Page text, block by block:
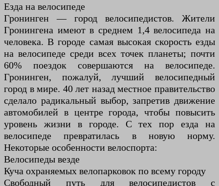
Езда на велосипеде
Гронинген — город велосипедистов. Жители
Гронингена имеют в среднем 1,4 велосипеда на
человека. В городе самая высокая скорость езды
на велосипеде среди всех точек планеты; почти
60% поездок совершаются на велосипеде.
Гронинген, пожалуй, лучший велосипедный
город в мире. 40 лет назад местное правительство
сделало радикальный выбор, запретив движение
автомобилей в центре города, чтобы повысить
уровень жизни в городе. С тех пор езда на
велосипеде превратилась в новую норму.
Некоторые особенности велоспорта:
Велосипеды везде
Куча охраняемых велопарковок по всему городу
Свободный путь для велосипедистов с